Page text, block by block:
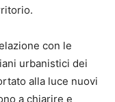
con le
urbanistici dei
alla luce nuovi
a chiarire e